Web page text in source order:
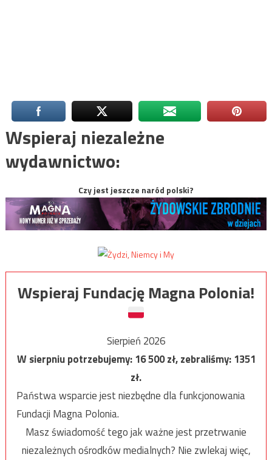
Wspieraj niezależne
wydawnictwo:
Czy jest jeszcze naród polski?
Wspieraj Fundację Magna Polonia!
Sierpień 2026
W sierpniu potrzebujemy:16 500zł, zebraliśmy:1351
zł.
Państwa wsparcie jest niezbędne dla funkcjonowania
Fundacji Magna Polonia.
Masz świadomość tego jak ważne jest przetrwanie
niezależnych ośrodków medialnych? Nie zwlekaj więc,